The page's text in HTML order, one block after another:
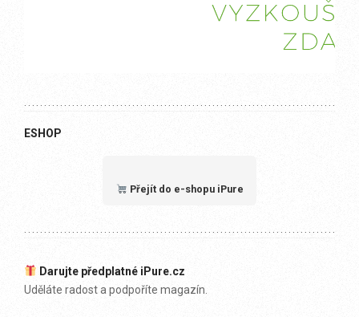
ESHOP
Přejít do e-shopu iPure
Darujte předplatné iPure.cz
Uděláte radost a podpoříte magazín.